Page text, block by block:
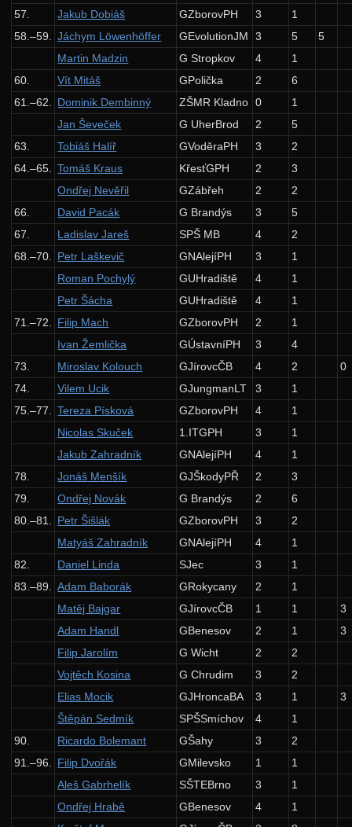
57.
Jakub Dobiáš GZborovPH 3
1
58.–59.
Jáchym Löwenhöffer GEvolutionJM 3 5
5
Martin Madzin
G Stropkov 4
1
60.
Vít Mitáš GPolička 2
6
61.–62.
Dominik Dembinný ZŠMR Kladno 0
1
Jan Ševeček
G UherBrod 2
5
63.
Tobiáš Halíř GVoděraPH 3
2
64.–65.
Tomáš Kraus KřesťGPH 2
3
Ondřej Nevěřil
GZábřeh 2
2
66.
David Pacák G Brandýs 3
5
67.
Ladislav Jareš SPŠ MB 4
2
68.–70.
Petr Laškevič GNAlejíPH 3
1
Roman Pochylý
GUHradiště 4
1
Petr Šácha
GUHradiště 4
1
71.–72.
Filip Mach GZborovPH 2
1
Ivan Žemlička
GÚstavníPH 3
4
73.
Miroslav Kolouch GJírovcČB 4 2
0
74.
Vilem Ucik GJungmanLT 3
1
75.–77.
Tereza Písková GZborovPH 4
1
Nicolas Skuček
1.ITGPH 3
1
Jakub Zahradník
GNAlejíPH 4
1
78.
Jonáš Menšík GJŠkodyPŘ 2
3
79.
Ondřej Novák G Brandýs 2
6
80.–81.
Petr Šišlák GZborovPH 3
2
Matyáš Zahradník
GNAlejíPH 4
1
82.
Daniel Linda SJec 3
1
83.–89.
Adam Baborák GRokycany 2
1
Matěj Bajgar
GJírovcČB 1 1
3
Adam Handl
GBenesov 2 1
3
Filip Jarolím
G Wicht 2
2
Vojtěch Kosina
G Chrudim 3
2
Elias Mocik
GJHroncaBA 3 1
3
Štěpán Sedmík
SPŠSmíchov 4
1
90.
Ricardo Bolemant GŠahy 3
2
91.–96.
Filip Dvořák GMilevsko 1
1
Aleš Gabrhelík
SŠTEBrno 3
1
Ondřej Hrabě
GBenesov 4
1
14. ročník: 01/02
13. ročník: 00/01
12. ročník: 99/00
11. ročník: 98/99
10. ročník: 97/98
9. ročník: 96/97
8. ročník: 95/96
7. ročník: 94/95
6. ročník: 93/94
5. ročník: 92/93
4. ročník: 91/92
3. ročník: 90/91
2. ročník: 89/90
1. ročník: 88/89
0. ročník: 87/88
Síň slávy